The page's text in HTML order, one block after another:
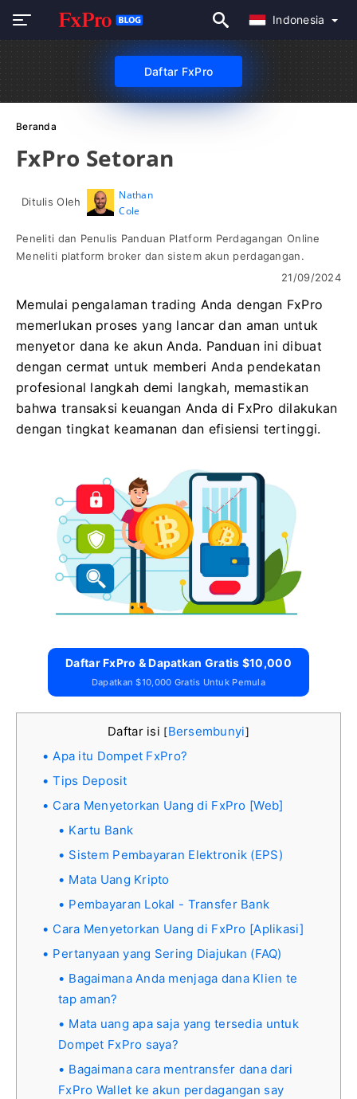
Indonesia
Daftar FxPro
Beranda
FxPro Setoran
Ditulis Oleh
Nathan
Cole
Peneliti dan Penulis Panduan Platform Perdagangan Online
Meneliti platform broker dan sistem akun perdagangan.
21/09/2024
Memulai pengalaman trading Anda dengan FxPro
memerlukan proses yang lancar dan aman untuk
menyetor dana ke akun Anda. Panduan ini dibuat
dengan cermat untuk memberi Anda pendekatan
profesional langkah demi langkah, memastikan
bahwa transaksi keuangan Anda di FxPro dilakukan
dengan tingkat keamanan dan efisiensi tertinggi.
Daftar FxPro & Dapatkan Gratis $10,000
Dapatkan $10,000 Gratis Untuk Pemula
Daftar isi [Bersembunyi]
Apa itu Dompet FxPro?
Tips Deposit
Cara Menyetorkan Uang di FxPro [Web]
Kartu Bank
Sistem Pembayaran Elektronik (EPS)
Mata Uang Kripto
Pembayaran Lokal - Transfer Bank
Cara Menyetorkan Uang di FxPro [Aplikasi]
Pertanyaan yang Sering Diajukan (FAQ)
Bagaimana Anda menjaga dana Klien te
tap aman?
Mata uang apa saja yang tersedia untuk
Dompet FxPro saya?
Bagaimana cara mentransfer dana dari
FxPro Wallet ke akun perdagangan say